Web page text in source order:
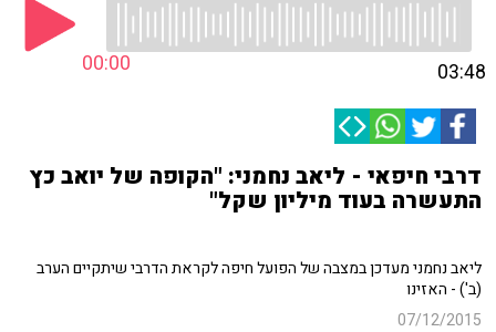
00:00 03:48
דרבי חיפאי - ליאב נחמני: "הקופה של יואב כץ
התעשרה בעוד מיליון שקל"
ליאב נחמני מעדכן במצבה של הפועל חיפה לקראת הדרבי שיתקיים הערב
(ב') - האזינו
07/12/2015